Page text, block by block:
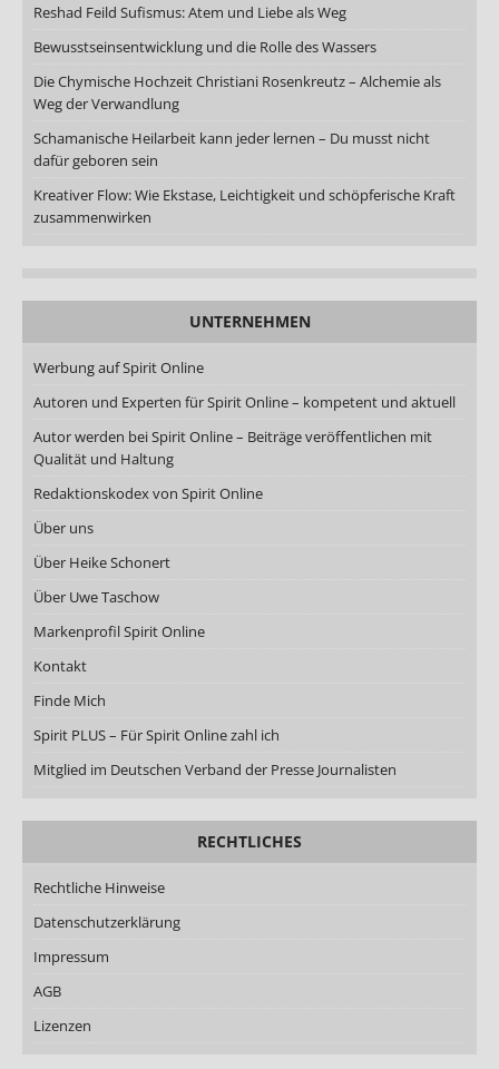
Reshad Feild Sufismus: Atem und Liebe als Weg
Bewusstseinsentwicklung und die Rolle des Wassers
Die Chymische Hochzeit Christiani Rosenkreutz – Alchemie als
Weg der Verwandlung
Schamanische Heilarbeit kann jeder lernen – Du musst nicht
dafür geboren sein
Kreativer Flow: Wie Ekstase, Leichtigkeit und schöpferische Kraft
zusammenwirken
UNTERNEHMEN
Werbung auf Spirit Online
Autoren und Experten für Spirit Online – kompetent und aktuell
Autor werden bei Spirit Online – Beiträge veröffentlichen mit
Qualität und Haltung
Redaktionskodex von Spirit Online
Über uns
Über Heike Schonert
Über Uwe Taschow
Markenprofil Spirit Online
Kontakt
Finde Mich
Spirit PLUS – Für Spirit Online zahl ich
Mitglied im Deutschen Verband der Presse Journalisten
RECHTLICHES
Rechtliche Hinweise
Datenschutzerklärung
Impressum
AGB
Lizenzen